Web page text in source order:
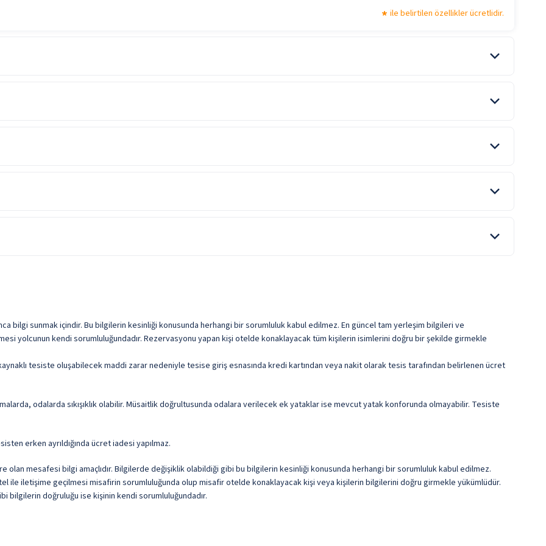
ile belirtilen özellikler ücretlidir.
ile belirtilen özellikler ücretlidir.
ile belirtilen özellikler ücretlidir.
diğer yiyecekler ücretli olup alınacak tüm içecekler ücretlidir.
Yerli Alkollü İçecek
ile belirtilen özellikler ücretlidir.
bilgi sunmak içindir. Bu bilgilerin kesinliği konusunda herhangi bir sorumluluk kabul edilmez. En güncel tam yerleşim bilgileri ve
yolcunun kendi sorumluluğundadır. Rezervasyonu yapan kişi otelde konaklayacak tüm kişilerin isimlerini doğru bir şekilde girmekle
tesiste oluşabilecek maddi zarar nedeniyle tesise giriş esnasında kredi kartından veya nakit olarak tesis tarafından belirlenen ücret
odalarda sıkışıklık olabilir. Müsaitlik doğrultusunda odalara verilecek ek yataklar ise mevcut yatak konforunda olmayabilir. Tesiste
erken ayrıldığında ücret iadesi yapılmaz.
mesafesi bilgi amaçlıdır. Bilgilerde değişiklik olabildiği gibi bu bilgilerin kesinliği konusunda herhangi bir sorumluluk kabul edilmez.
ile iletişime geçilmesi misafirin sorumluluğunda olup misafir otelde konaklayacak kişi veya kişilerin bilgilerini doğru girmekle yükümlüdür.
doğruluğu ise kişinin kendi sorumluluğundadır.